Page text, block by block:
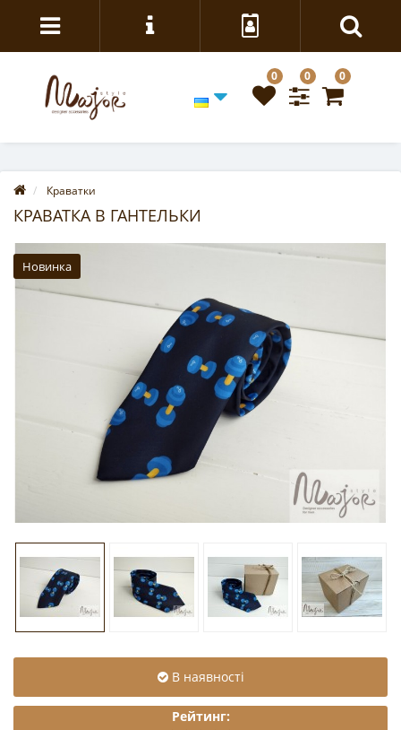
0 0 0
Краватки
КРАВАТКА В ГАНТЕЛЬКИ
Новинка
В наявності
Рейтинг: